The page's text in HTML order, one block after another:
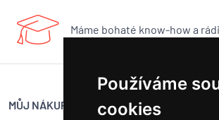
Používáme
cookies
Máme bohaté know-how a
MŮJ NÁKUP